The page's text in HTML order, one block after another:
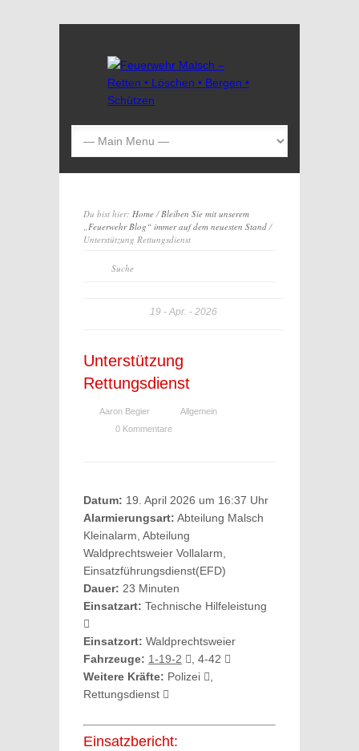
Du bist hier: Home/Bleiben Sie mit unserem
„Feuerwehr Blog“ immer auf dem neuesten Stand/
Unterstützung Rettungsdienst
19 Apr. 2026
Unterstützung
Rettungsdienst
Aaron Begier
Allgemein
0 Kommentare
Datum: 19. April 2026 um 16:37 Uhr
Alarmierungsart: Abteilung Malsch
Kleinalarm, Abteilung
Waldprechtsweier Vollalarm,
Einsatzführungsdienst(EFD)
Dauer: 23 Minuten
Einsatzart: Technische Hilfeleistung
Einsatzort: Waldprechtsweier
Fahrzeuge: 1-19-2
, 4-42
Weitere Kräfte: Polizei
Rettungsdienst
Einsatzbericht: